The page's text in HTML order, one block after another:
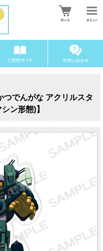
でんがな アクリルスタ
ン形態)】